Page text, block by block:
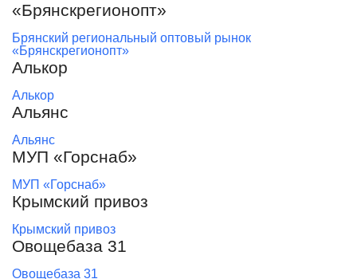
«Брянскрегионопт»
Брянский региональный оптовый рынок
«Брянскрегионопт»
Алькор
Алькор
Альянс
Альянс
МУП «Горснаб»
МУП «Горснаб»
Крымский привоз
Крымский привоз
Овощебаза 31
Овощебаза 31